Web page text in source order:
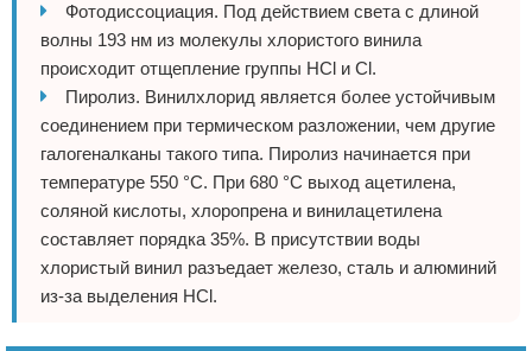
Фотодиссоциация. Под действием света с длиной
волны 193 нм из молекулы хлористого винила
происходит отщепление группы HCl и Cl.
Пиролиз. Винилхлорид является более устойчивым
соединением при термическом разложении, чем другие
галогеналканы такого типа. Пиролиз начинается при
температуре 550 °С. При 680 °С выход ацетилена,
соляной кислоты, хлоропрена и винилацетилена
составляет порядка 35%. В присутствии воды
хлористый винил разъедает железо, сталь и алюминий
из-за выделения HCl.